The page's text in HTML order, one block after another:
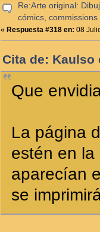
Re:Arte original:
cómics,
«Respuesta #318 en: 08
Cita de: Kaulso
Que
La página
estén en la
aparecían
se